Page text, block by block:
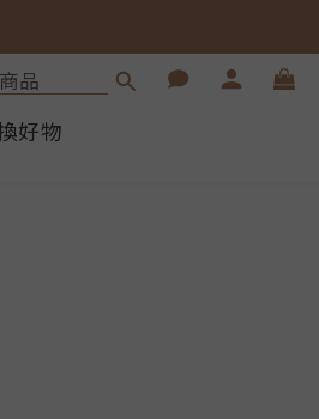
好物